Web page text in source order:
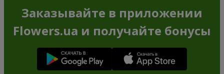
Заказывайте в приложении
Flowers.ua и получайте бонусы